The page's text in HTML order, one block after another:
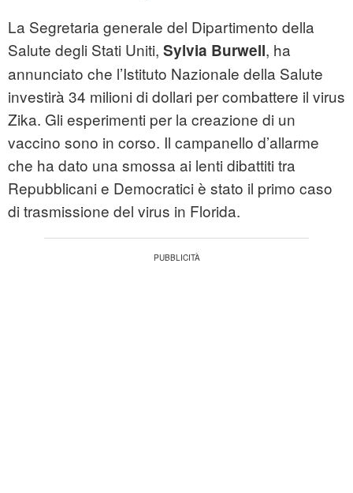
La Segretaria generale del Dipartimento della
Salute degli Stati Uniti, Sylvia Burwell, ha
annunciato che l’Istituto Nazionale della Salute
investirà 34 milioni di dollari per combattere il virus
Zika. Gli esperimenti per la creazione di un
vaccino sono in corso. Il campanello d’allarme
che ha dato una smossa ai lenti dibattiti tra
Repubblicani e Democratici è stato il primo caso
di trasmissione del virus in Florida.